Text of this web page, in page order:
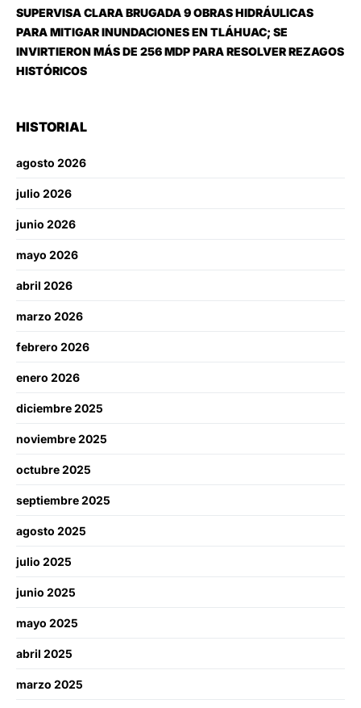
SUPERVISA CLARA BRUGADA 9 OBRAS HIDRÁULICAS
PARA MITIGAR INUNDACIONES EN TLÁHUAC; SE
INVIRTIERON MÁS DE 256 MDP PARA RESOLVER REZAGOS
HISTÓRICOS
HISTORIAL
agosto 2026
julio 2026
junio 2026
mayo 2026
abril 2026
marzo 2026
febrero 2026
enero 2026
diciembre 2025
noviembre 2025
octubre 2025
septiembre 2025
agosto 2025
julio 2025
junio 2025
mayo 2025
abril 2025
marzo 2025